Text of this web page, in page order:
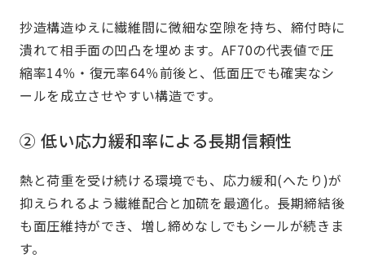
抄造構造ゆえに繊維間に微細な空隙を持ち、締付時に
潰れて相手面の凹凸を埋めます。AF70の代表値で圧
縮率14％・復元率64％前後と、低面圧でも確実なシ
ールを成立させやすい構造です。
② 低い応力緩和率による長期信頼性
熱と荷重を受け続ける環境でも、応力緩和(へたり)が
抑えられるよう繊維配合と加硫を最適化。長期締結後
も面圧維持ができ、増し締めなしでもシールが続きま
す。